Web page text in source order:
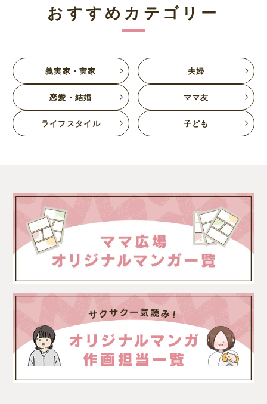
おすすめカテゴリー
義実家・実家 夫婦
恋愛・結婚 ママ友
ライフスタイル 子ども